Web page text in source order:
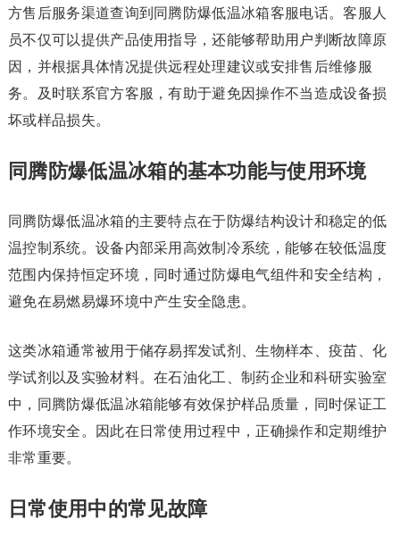
方售后服务渠道查询到同腾防爆低温冰箱客服电话。客服人
员不仅可以提供产品使用指导，还能够帮助用户判断故障原
因，并根据具体情况提供远程处理建议或安排售后维修服
务。及时联系官方客服，有助于避免因操作不当造成设备损
坏或样品损失。
同腾防爆低温冰箱的基本功能与使用环境
同腾防爆低温冰箱的主要特点在于防爆结构设计和稳定的低
温控制系统。设备内部采用高效制冷系统，能够在较低温度
范围内保持恒定环境，同时通过防爆电气组件和安全结构，
避免在易燃易爆环境中产生安全隐患。
这类冰箱通常被用于储存易挥发试剂、生物样本、疫苗、化
学试剂以及实验材料。在石油化工、制药企业和科研实验室
中，同腾防爆低温冰箱能够有效保护样品质量，同时保证工
作环境安全。因此在日常使用过程中，正确操作和定期维护
非常重要。
日常使用中的常见故障